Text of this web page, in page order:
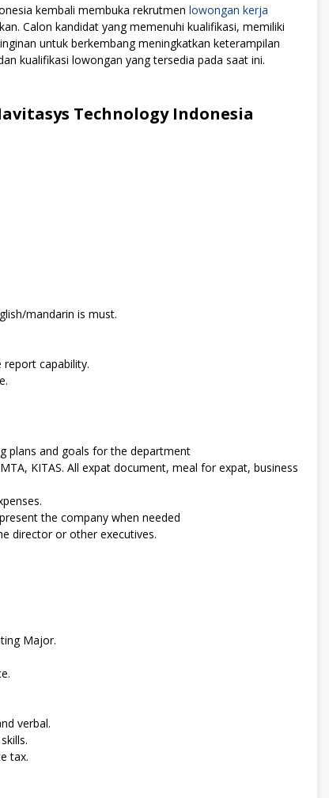
kembali membuka rekrutmen lowongan kerja
Calon kandidat yang memenuhi kualifikasi, memiliki
untuk berkembang meningkatkan keterampilan
kualifikasi lowongan yang tersedia pada saat ini.
Technology Indonesia
mandarin is must.
capability.
plans and goals for the department
KITAS. All expat document, meal for expat, business
the company when needed
director or other executives.
Major.
verbal.
tax.